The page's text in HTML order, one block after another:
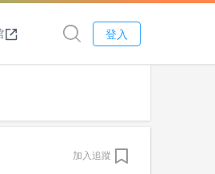
登入
加入追蹤